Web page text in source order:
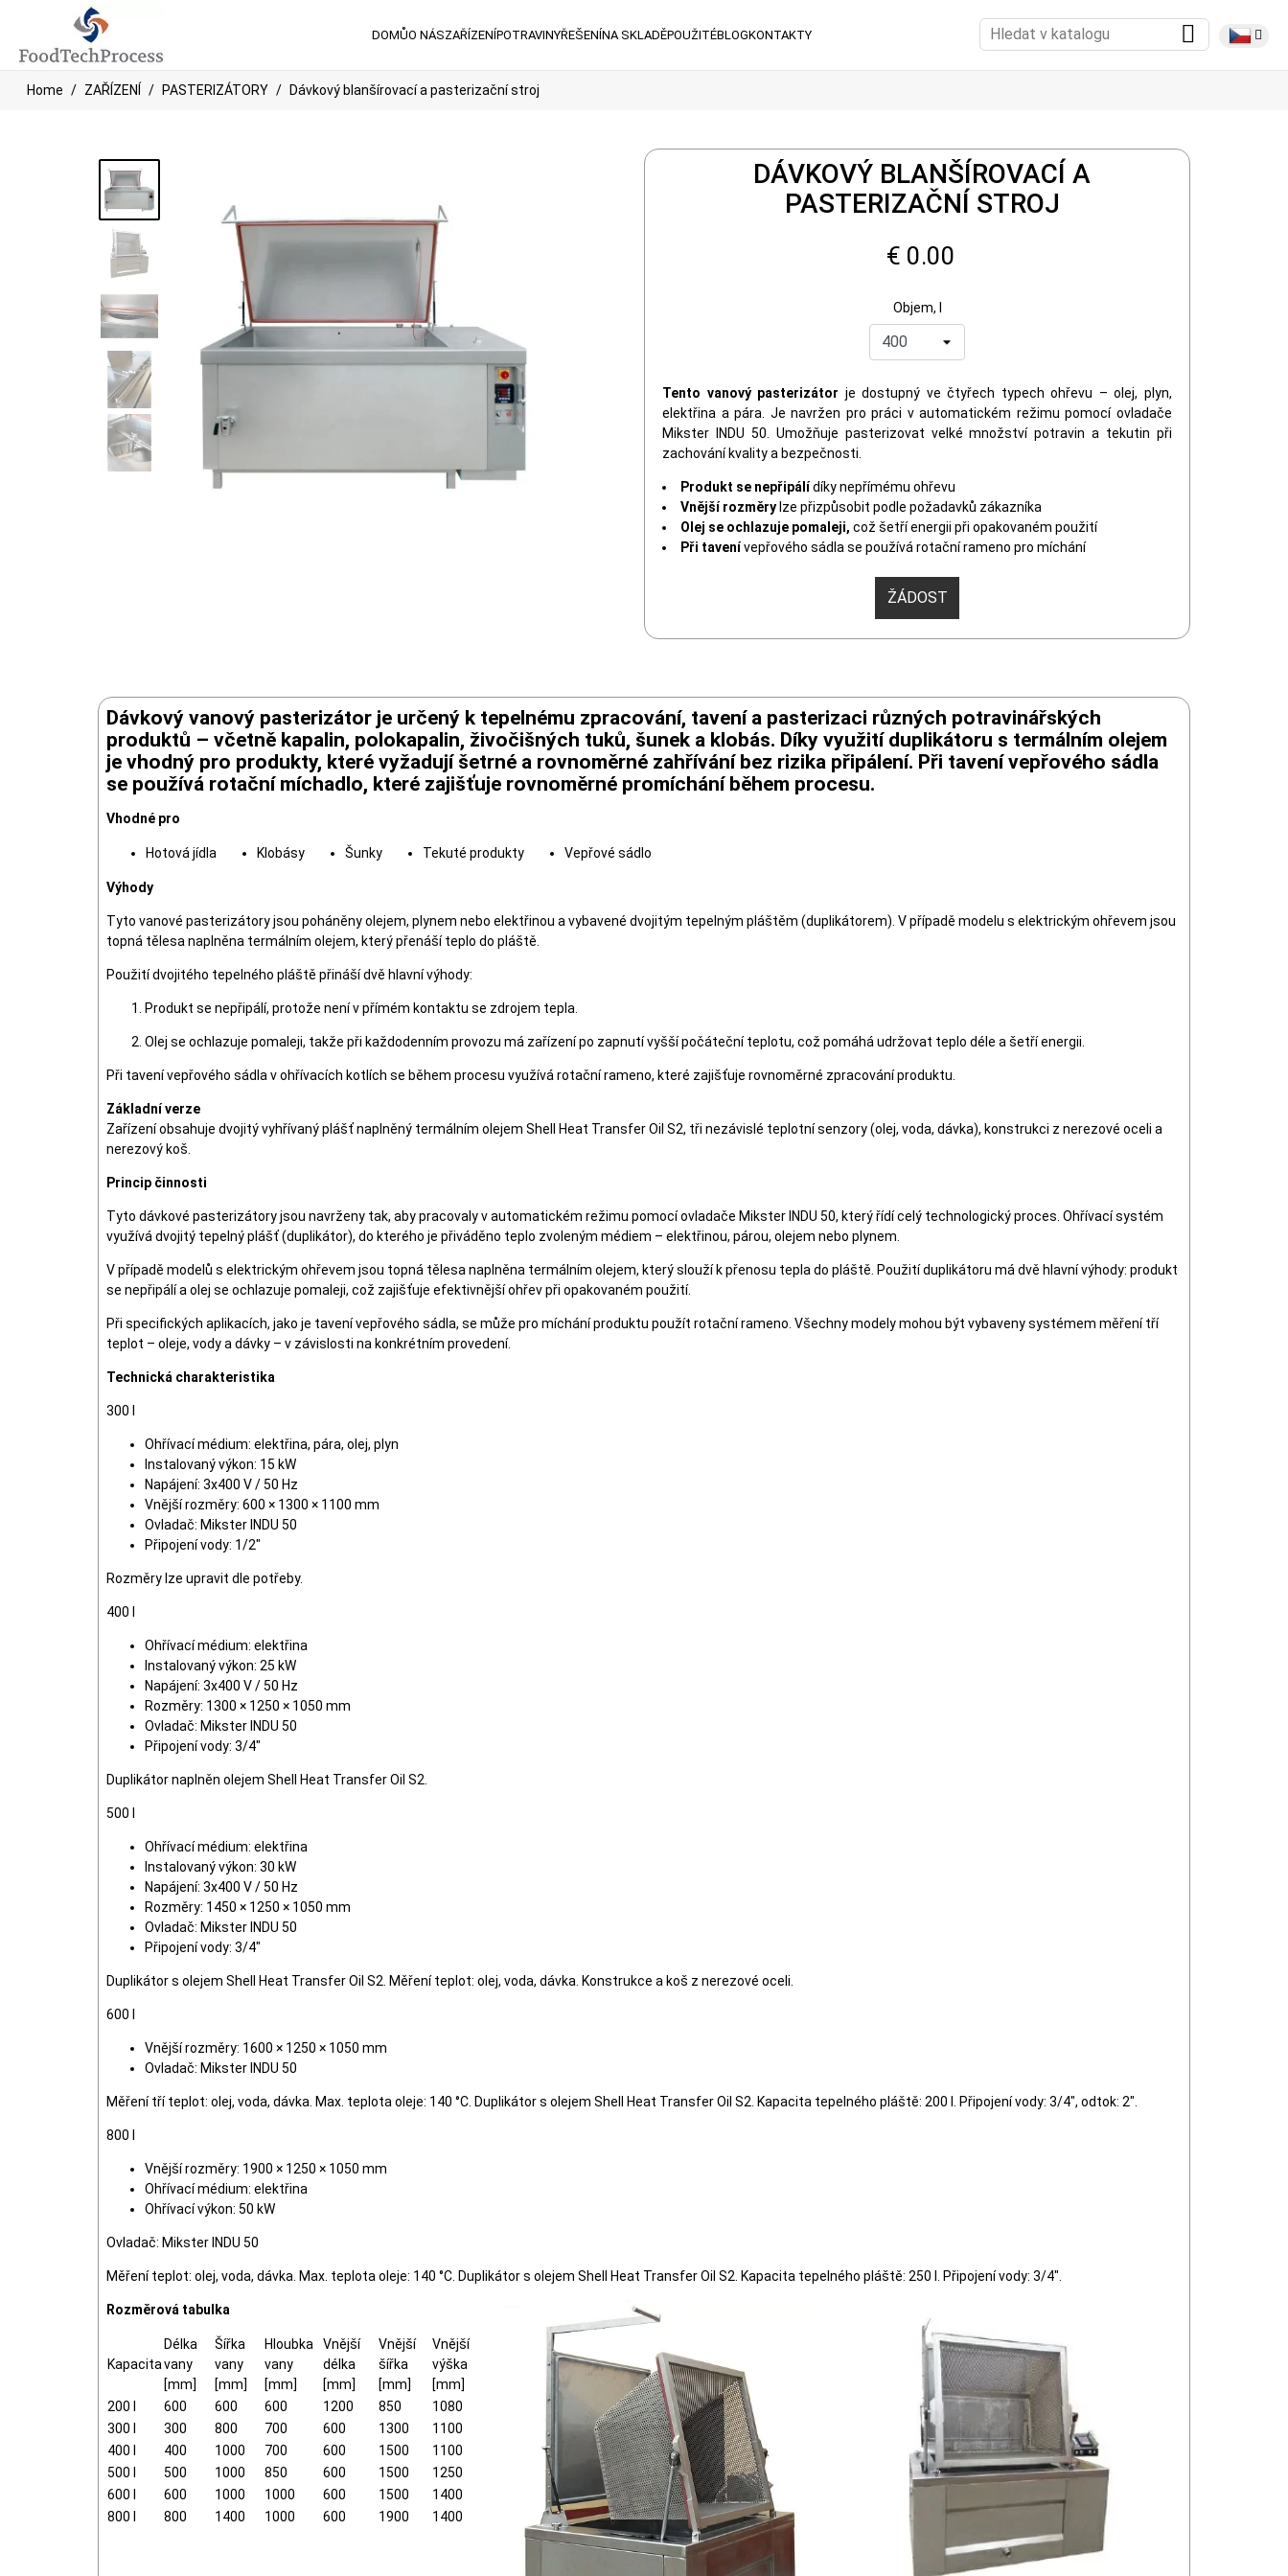
DOMŮO NÁSZAŘÍZENÍPOTRAVINYŘEŠENÍNA SKLADĚPOUŽITÉBLOGKONTAKTY
Home ZAŘÍZENÍ PASTERIZÁTORY Dávkový blanšírovací a pasterizační stroj
DÁVKOVÝ BLANŠÍROVACÍ A
PASTERIZAČNÍ STROJ
€ 0.00
Objem, l
Tento vanový pasterizátor je dostupný ve čtyřech typech ohřevu – olej, plyn,
elektřina a pára. Je navržen pro práci v automatickém režimu pomocí ovladače
Mikster INDU 50. Umožňuje pasterizovat velké množství potravin a tekutin při
zachování kvality a bezpečnosti.
Produkt se nepřipálídíky nepřímému ohřevu
Vnější rozměry lze přizpůsobit podle požadavků zákazníka
Olej se ochlazuje pomaleji, což šetří energii při opakovaném použití
Při tavenívepřového sádla se používá rotační rameno pro míchání
ŽÁDOST
Dávkový vanový pasterizátor je určený k tepelnému zpracování, tavení a pasterizaci různých potravinářských
produktů – včetně kapalin, polokapalin, živočišných tuků, šunek a klobás. Díky využití duplikátoru s termálním olejem
je vhodný pro produkty, které vyžadují šetrné a rovnoměrné zahřívání bez rizika připálení. Při tavení vepřového sádla
se používá rotační míchadlo, které zajišťuje rovnoměrné promíchání během procesu.
Vhodné pro
Hotová jídla Klobásy Šunky Tekuté produkty Vepřové sádlo
Výhody
Tyto vanové pasterizátory jsou poháněny olejem, plynem nebo elektřinou a vybavené dvojitým tepelným pláštěm (duplikátorem). V případě modelu s elektrickým ohřevem jsou
topná tělesa naplněna termálním olejem, který přenáší teplo do pláště.
Použití dvojitého tepelného pláště přináší dvě hlavní výhody:
Produkt se nepřipálí, protože není v přímém kontaktu se zdrojem tepla.
Olej se ochlazuje pomaleji, takže při každodenním provozu má zařízení po zapnutí vyšší počáteční teplotu, což pomáhá udržovat teplo déle a šetří energii.
Při tavení vepřového sádla v ohřívacích kotlích se během procesu využívá rotační rameno, které zajišťuje rovnoměrné zpracování produktu.
Základní verze
Zařízení obsahuje dvojitý vyhřívaný plášť naplněný termálním olejem Shell Heat Transfer Oil S2, tři nezávislé teplotní senzory (olej, voda, dávka), konstrukci z nerezové oceli a
nerezový koš.
Princip činnosti
Tyto dávkové pasterizátory jsou navrženy tak, aby pracovaly v automatickém režimu pomocí ovladače Mikster INDU 50, který řídí celý technologický proces. Ohřívací systém
využívá dvojitý tepelný plášť (duplikátor), do kterého je přiváděno teplo zvoleným médiem – elektřinou, párou, olejem nebo plynem.
V případě modelů s elektrickým ohřevem jsou topná tělesa naplněna termálním olejem, který slouží k přenosu tepla do pláště. Použití duplikátoru má dvě hlavní výhody: produkt
se nepřipálí a olej se ochlazuje pomaleji, což zajišťuje efektivnější ohřev při opakovaném použití.
Při specifických aplikacích, jako je tavení vepřového sádla, se může pro míchání produktu použít rotační rameno. Všechny modely mohou být vybaveny systémem měření tří
teplot – oleje, vody a dávky – v závislosti na konkrétním provedení.
Technická charakteristika
300 l
Ohřívací médium: elektřina, pára, olej, plyn
Instalovaný výkon: 15 kW
Napájení: 3x400 V / 50 Hz
Vnější rozměry: 600 × 1300 × 1100 mm
Ovladač: Mikster INDU 50
Připojení vody: 1/2"
Rozměry lze upravit dle potřeby.
400 l
Ohřívací médium: elektřina
Instalovaný výkon: 25 kW
Napájení: 3x400 V / 50 Hz
Rozměry: 1300 × 1250 × 1050 mm
Ovladač: Mikster INDU 50
Připojení vody: 3/4"
Duplikátor naplněn olejem Shell Heat Transfer Oil S2.
500 l
Ohřívací médium: elektřina
Instalovaný výkon: 30 kW
Napájení: 3x400 V / 50 Hz
Rozměry: 1450 × 1250 × 1050 mm
Ovladač: Mikster INDU 50
Připojení vody: 3/4"
Duplikátor s olejem Shell Heat Transfer Oil S2. Měření teplot: olej, voda, dávka. Konstrukce a koš z nerezové oceli.
600 l
Vnější rozměry: 1600 × 1250 × 1050 mm
Ovladač: Mikster INDU 50
Měření tří teplot: olej, voda, dávka. Max. teplota oleje: 140 °C. Duplikátor s olejem Shell Heat Transfer Oil S2. Kapacita tepelného pláště: 200 l. Připojení vody: 3/4", odtok: 2".
800 l
Vnější rozměry: 1900 × 1250 × 1050 mm
Ohřívací médium: elektřina
Ohřívací výkon: 50 kW
Ovladač: Mikster INDU 50
Měření teplot: olej, voda, dávka. Max. teplota oleje: 140 °C. Duplikátor s olejem Shell Heat Transfer Oil S2. Kapacita tepelného pláště: 250 l. Připojení vody: 3/4".
Rozměrová tabulka
Kapacita
Délka
vany
[mm]
Šířka
vany
[mm]
Hloubka
vany
[mm]
Vnější
délka
[mm]
Vnější
šířka
[mm]
Vnější
výška
[mm]
200 l
600 600 600 1200 850
1080
300 l
300 800 700 600 1300
1100
400 l
400 1000 700 600 1500
1100
500 l
500 1000 850 600 1500
1250
600 l
600 1000 1000 600 1500
1400
800 l
800 1400 1000 600 1900 1400